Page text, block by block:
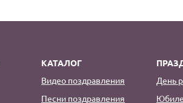
КАТАЛОГ
Видео поздравления
Песни поздравления
День